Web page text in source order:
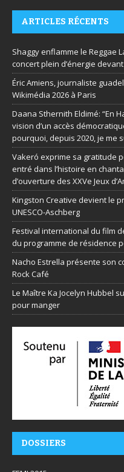
ARTICLES RÉCENTS
Shaggy enflamme le Reggae
concert plein d’énergie
Éric Amiens, journaliste
Wikimédia 2026 à Paris
Daana Sthernith Eldimé: “En
vision d’un accès
pourquoi, depuis 2020, je me
Vakeró exprime sa gratitude
entré dans l’histoire en
d’ouverture des XXVe Jeux
Kingston Creative devient le
UNESCO-Aschberg
Festival international du film
du programme de résidence
Nacho Estrella présente son
Rock Café
Le Maître Ka Jocelyn Hubbel
pour manger
DOSSIERS